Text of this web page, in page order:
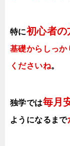
特に初心者の
基礎からしっか
くださいね。
独学では毎月
ようになるまで